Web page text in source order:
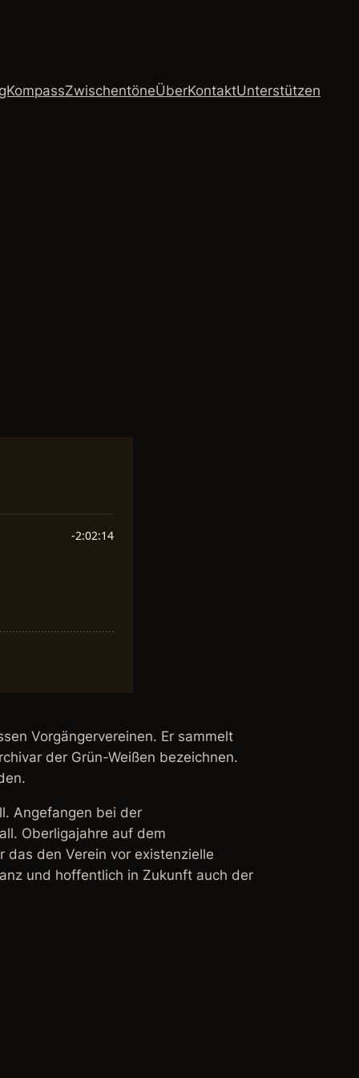
ZwischentöneÜberKontaktUnterstützen
Vorgängervereinen. Er sammelt
der Grün-Weißen bezeichnen.
Angefangen bei der
Oberligajahre auf dem
das den Verein vor existenzielle
und hoffentlich in Zukunft auch der